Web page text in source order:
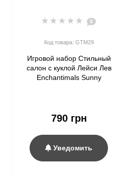
0
Код товара: GTM29
Игровой набор Стильный
салон с куклой Лейси Лев
Enchantimals Sunny
790 грн
Уведомить